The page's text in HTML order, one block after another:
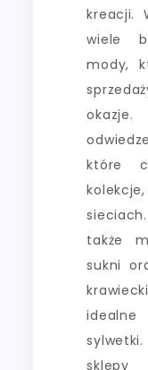
kreacji.
wiele
mody,
które
także
sukni